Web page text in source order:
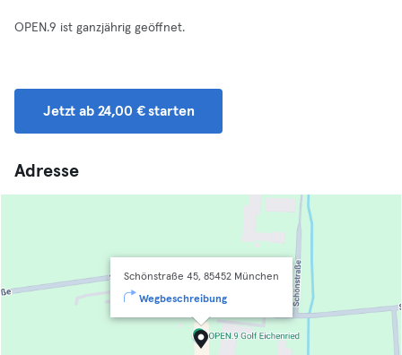
OPEN.9 ist ganzjährig geöffnet.
Jetzt ab 24,00 € starten
Adresse
Schönstraße 45, 85452 München
Wegbeschreibung